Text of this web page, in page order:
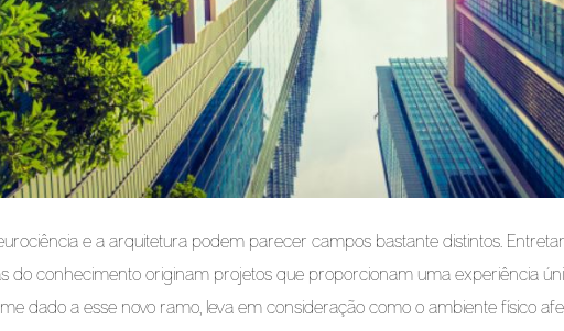
e a arquitetura podem parecer campos bastante distintos.
do conhecimento originam projetos que proporcionam uma experiência
dado a esse novo ramo, leva em consideração como o ambiente físico